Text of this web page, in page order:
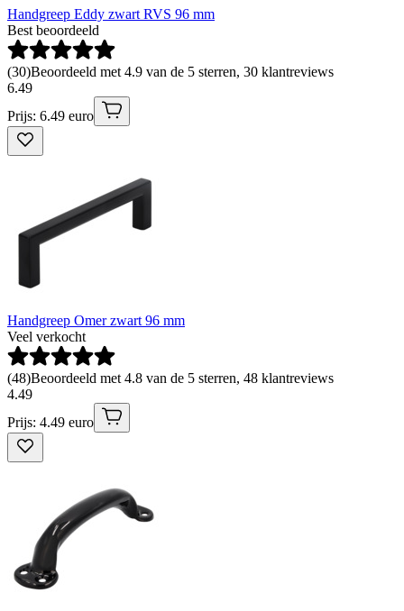
Handgreep Eddy zwart RVS 96 mm
Best beoordeeld
(30)Beoordeeld met 4.9 van de 5 sterren, 30 klantreviews
6.49
Prijs: 6.49 euro
Handgreep Omer zwart 96 mm
Veel verkocht
(48)Beoordeeld met 4.8 van de 5 sterren, 48 klantreviews
4.49
Prijs: 4.49 euro